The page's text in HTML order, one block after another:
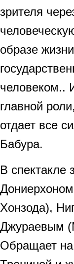
зрителя
образе
человеком..
главной
отдает все
Бабура.
В спектакле
Хонзода),
Джураевым
Обращает на